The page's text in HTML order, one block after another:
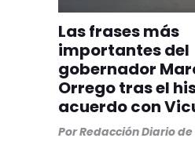
Las frases más
importantes del
gobernador
Orrego tras el
acuerdo con
PorRedacción Diario